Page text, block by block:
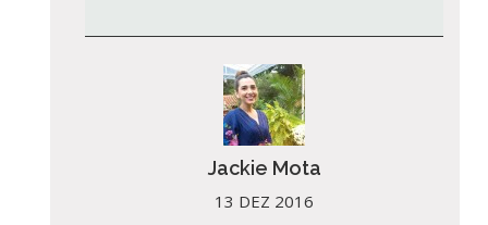
Jackie Mota
13 DEZ 2016